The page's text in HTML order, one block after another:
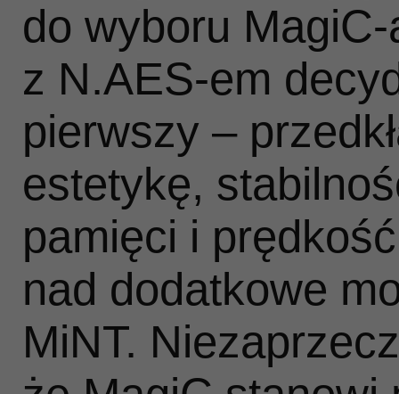
do wyboru
z N.AES‑em
pierwszy –
estetykę,
pamięci i
nad dodatkowe
MiNT.